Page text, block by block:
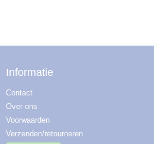
Informatie
Contact
Over ons
Voorwaarden
Verzenden/retourneren